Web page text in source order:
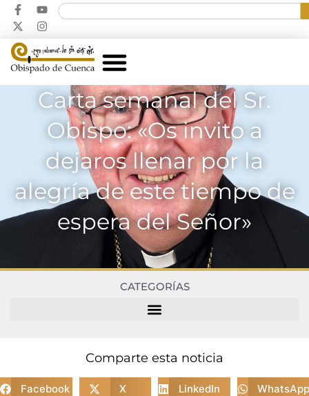
Carta semanal del Sr.
Obispo: «Os invito a
dejaros llenar por la
alegría de este tiempo de
espera del Señor»
CATEGORÍAS
Comparte esta noticia
Facebook X LinkedIn WhatsApp